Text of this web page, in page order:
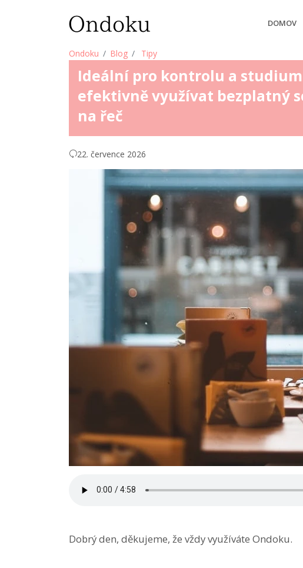
DOMOV
Ondoku Blog Tipy
Ideální pro kontrolu a
efektivně využívat bezplatný
na řeč
22. července 2026
Dobrý den, děkujeme, že vždy využíváte Ondoku.